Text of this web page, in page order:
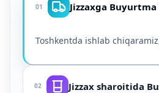
01 Jizzaxga
Toshkentda ishlab
02 Jizzax sharoitida